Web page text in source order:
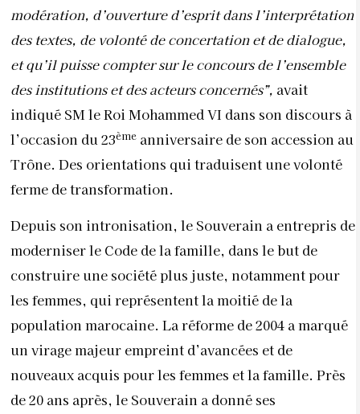
modération, d’ouverture d’esprit dans l’interprétation
des textes, de volonté de concertation et de dialogue,
et qu’il puisse compter sur le concours de l’ensemble
des institutions et des acteurs concernés”, avait
indiqué SM le Roi Mohammed VI dans son discours à
l’occasion du 23ème anniversaire de son accession au
Trône. Des orientations qui traduisent une volonté
ferme de transformation.
Depuis son intronisation, le Souverain a entrepris de
moderniser le Code de la famille, dans le but de
construire une société plus juste, notamment pour
les femmes, qui représentent la moitié de la
population marocaine. La réforme de 2004 a marqué
un virage majeur empreint d’avancées et de
nouveaux acquis pour les femmes et la famille. Près
de 20 ans après, le Souverain a donné ses